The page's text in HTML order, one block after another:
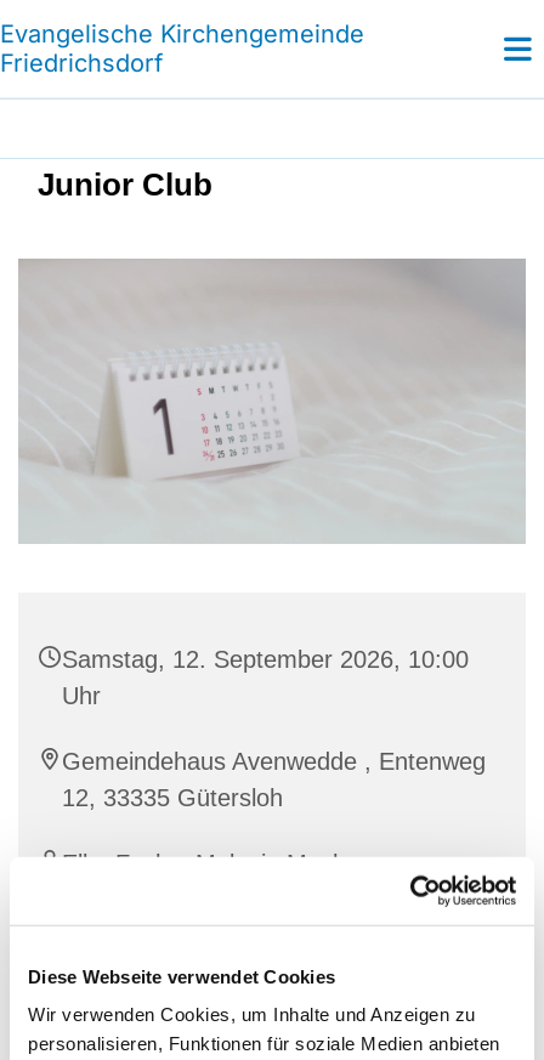
Diese Webseite verwendet Cookies
Wir verwenden Cookies, um Inhalte und Anzeigen zu
personalisieren, Funktionen für soziale Medien anbieten
Evangelische Kirchengemeinde
Friedrichsdorf
Junior Club
Samstag, 12. September 2026, 10:00
Uhr
Gemeindehaus Avenwedde , Entenweg
12, 33335 Gütersloh
Elke Fuchs, Melanie Moch